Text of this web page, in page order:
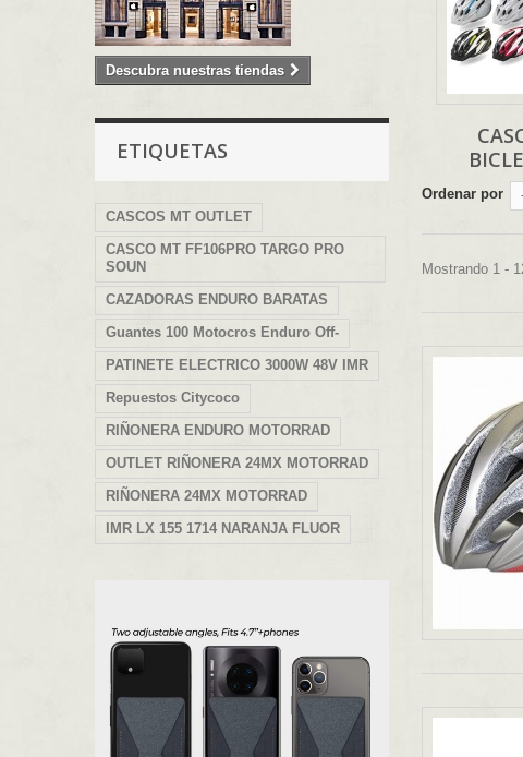
Descubra nuestras tiendas
ETIQUETAS
CASCOS MT OUTLET
CASCO MT FF106PRO TARGO PRO
SOUN
CAZADORAS ENDURO BARATAS
Guantes 100 Motocros Enduro Off-
PATINETE ELECTRICO 3000W 48V IMR
Repuestos Citycoco
RIÑONERA ENDURO MOTORRAD
OUTLET RIÑONERA 24MX MOTORRAD
RIÑONERA 24MX MOTORRAD
IMR LX 155 1714 NARANJA FLUOR
Ordenar por
Mostrando 1 -